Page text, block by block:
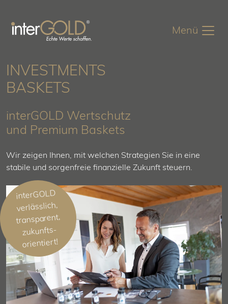
Zum Inhalt springen
Menü
INVESTMENTS
BASKETS
interGOLD Wertschutz
und Premium Baskets
Wir zeigen Ihnen, mit welchen Strategien Sie in eine
stabile und sorgenfreie finanzielle Zukunft steuern.
interGOLD
verlässlich,
transparent,
zukunfts­
orientiert!